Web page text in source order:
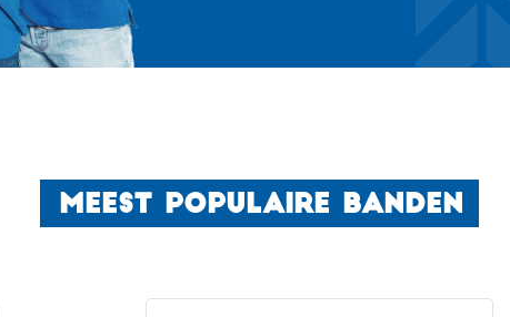
MEEST POPULAIRE BANDEN